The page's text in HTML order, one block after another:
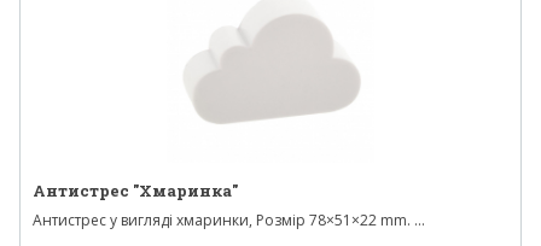
Антистрес "Хмаринка"
Антистрес у вигляді хмаринки, Розмір 78×51×22 mm. ...